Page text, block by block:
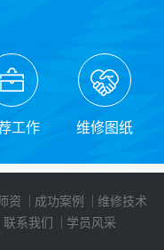
工作 维修图纸
资 成功案例
维修技术
联系我们 学员风采